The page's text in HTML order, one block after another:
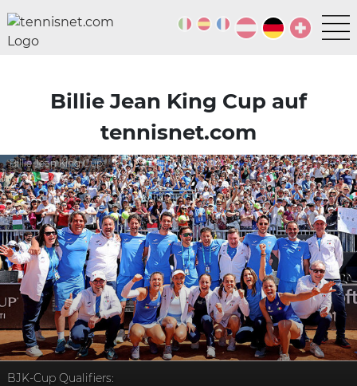
Billie Jean King Cup auf
tennisnet.com
Billie Jean King Cup
BJK-Cup Qualifiers: